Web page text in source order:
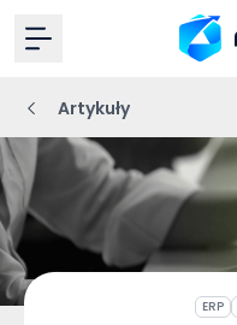
Artykuły
ERP